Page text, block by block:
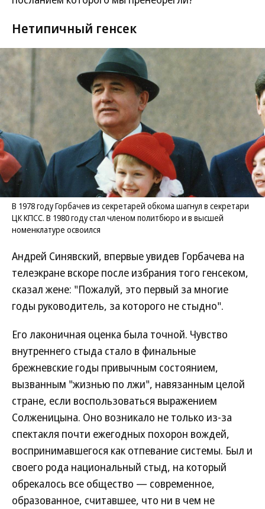
Нетипичный генсек
В 1978 году Горбачев из секретарей обкома шагнул в секретари
ЦК КПСС. В 1980 году стал членом политбюро и в высшей
номенклатуре освоился
Андрей Синявский, впервые увидев Горбачева на
телеэкране вскоре после избрания того генсеком,
сказал жене: "Пожалуй, это первый за многие
годы руководитель, за которого не стыдно".
Его лаконичная оценка была точной. Чувство
внутреннего стыда стало в финальные
брежневские годы привычным состоянием,
вызванным "жизнью по лжи", навязанным целой
стране, если воспользоваться выражением
Солженицына. Оно возникало не только из-за
спектакля почти ежегодных похорон вождей,
воспринимавшегося как отпевание системы. Был и
своего рода национальный стыд, на который
обрекалось все общество — современное,
образованное, считавшее, что ни в чем не